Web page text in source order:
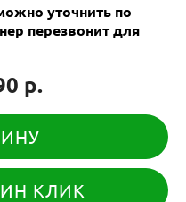
уточнить по
перезвонит для
р.
КЛИК